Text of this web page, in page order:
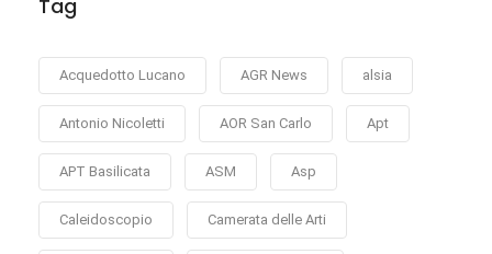
Tag
Acquedotto Lucano AGR News alsia
Antonio Nicoletti AOR San Carlo Apt
APT Basilicata ASM Asp
Caleidoscopio Camerata delle Arti